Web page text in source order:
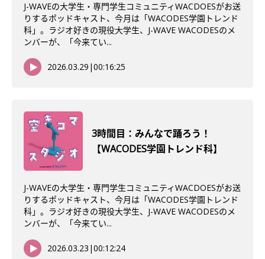
J-WAVEの大学生・専門学生コミュニティWACDOESがお送
りするポッドキャスト、今月は「WACODES学園トレンド
科」。ラジオ好きの現役大学生、J-WAVE WACODESのメ
ンバーが、「今来てい...
2026.03.29 |00:16:25
3時間目：みんなで踊ろう！
【WACODES学園トレンド科】
J-WAVEの大学生・専門学生コミュニティWACDOESがお送
りするポッドキャスト、今月は「WACODES学園トレンド
科」。ラジオ好きの現役大学生、J-WAVE WACODESのメ
ンバーが、「今来てい...
2026.03.23 |00:12:24